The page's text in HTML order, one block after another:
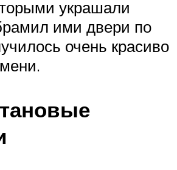
украшали
ими двери по
очень красиво